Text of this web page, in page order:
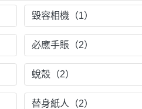
毀容相機（1）
必應手賬（2）
蛻殼（2）
替身紙人（2）